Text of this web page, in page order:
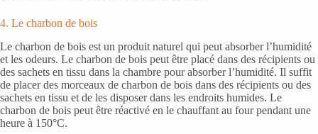
4. Le charbon de bois
Le charbon de bois est un produit naturel qui peut absorber l’humidité
et les odeurs. Le charbon de bois peut être placé dans des récipients ou
des sachets en tissu dans la chambre pour absorber l’humidité. Il suffit
de placer des morceaux de charbon de bois dans des récipients ou des
sachets en tissu et de les disposer dans les endroits humides. Le
charbon de bois peut être réactivé en le chauffant au four pendant une
heure à 150°C.